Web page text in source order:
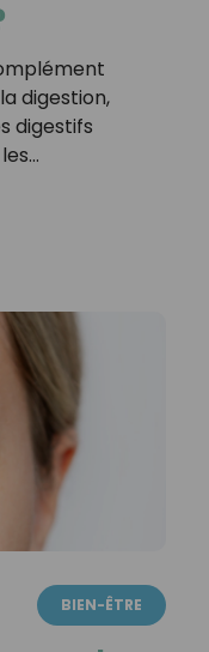
digestion,
digestifs
BIEN-ÊTRE